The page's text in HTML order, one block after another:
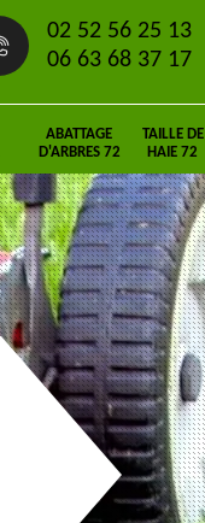
02 52 56 25 13
06 63 68 37 17
ABATTAGE
D'ARBRES 72
TAILLE DE
HAIE 72